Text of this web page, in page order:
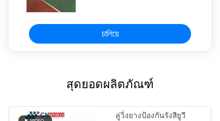
চালিয়ে
สุดยอดผลิตภัณฑ์
ลู่วิ่งยางป้องกันรังสียูวี